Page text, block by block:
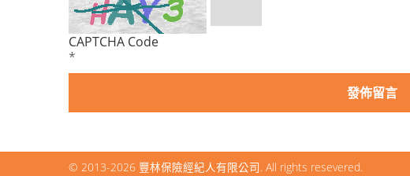
CAPTCHA Code
*
© 2013-2026 豐林保險經紀人有限公司. All rights resevered.